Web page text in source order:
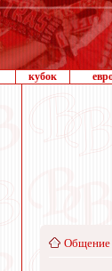
кубок
Общение